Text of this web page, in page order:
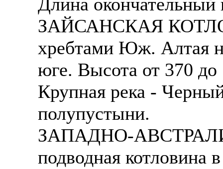
ЗАЙСАНСКАЯ
хребтами Юж. Алтая
юге. Высота от 370
Крупная река -
полупустыни.
ЗАПАДНО-
подводная котловина